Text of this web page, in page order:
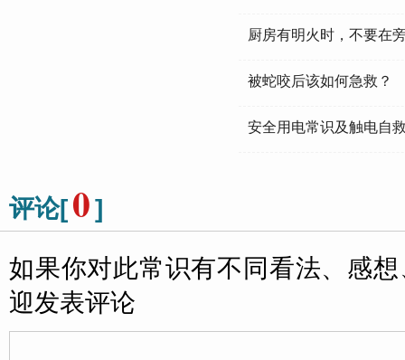
厨房有明火时，不要在
被蛇咬后该如何急救？
安全用电常识及触电自
评论[0]
如果你对此常识有不同看法、感
迎发表评论